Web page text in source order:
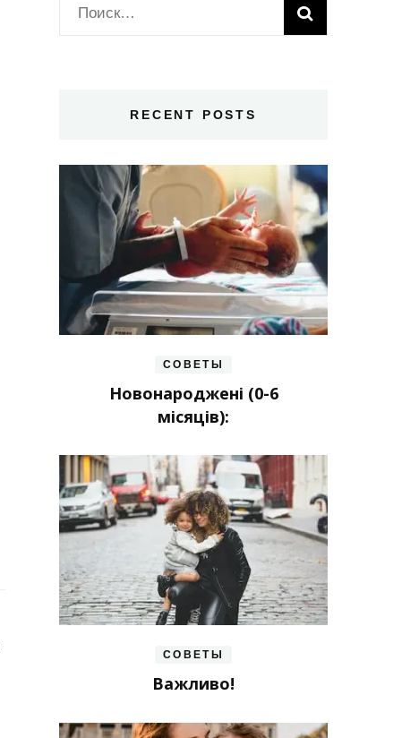
Найти:
RECENT POSTS
СОВЕТЫ
Новонароджені (0-6
місяців):
СОВЕТЫ
Важливо!